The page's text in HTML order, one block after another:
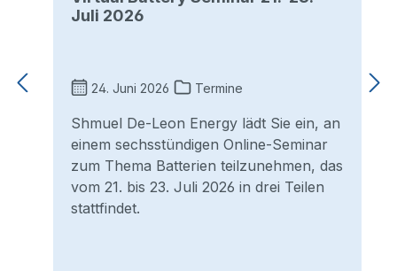
Juli 2026
24. Juni 2026 Termine
Shmuel De-Leon Energy lädt Sie ein, an
einem sechsstündigen Online-Seminar
zum Thema Batterien teilzunehmen, das
vom 21. bis 23. Juli 2026 in drei Teilen
stattfindet.